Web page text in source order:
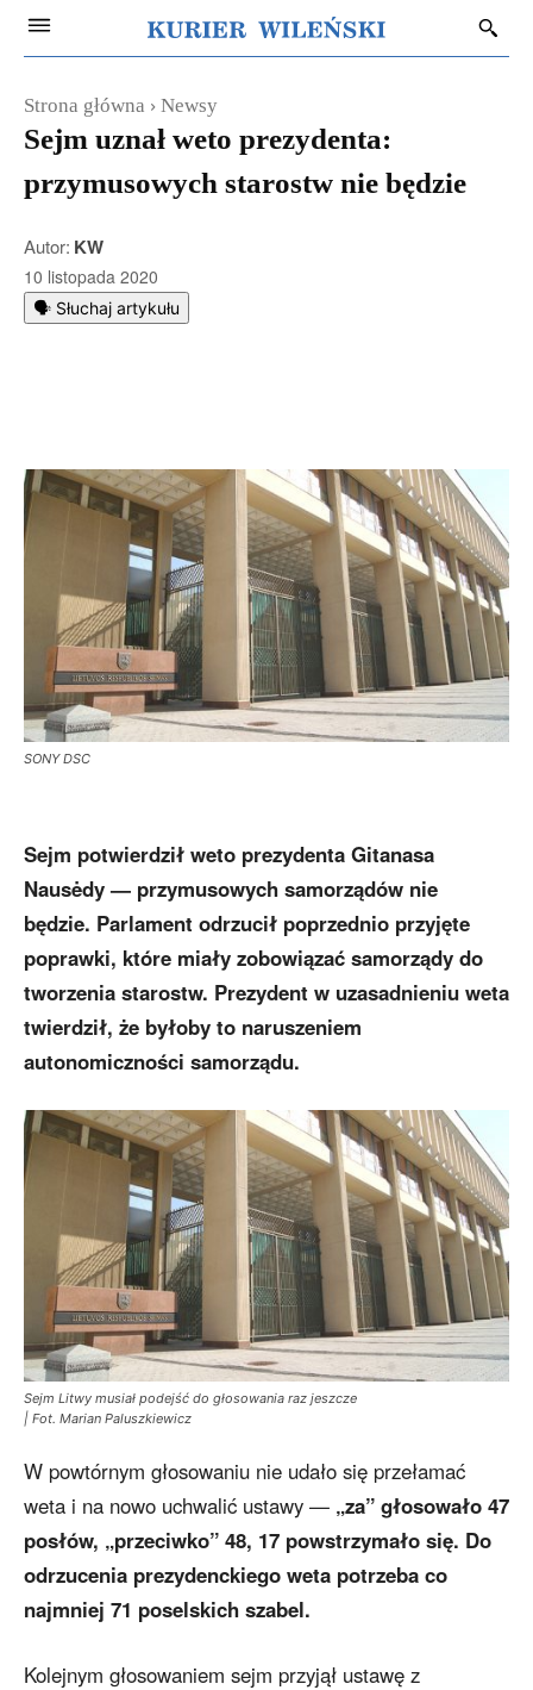
Strona główna Newsy
Sejm uznał weto prezydenta:
przymusowych starostw nie będzie
Autor: KW
10 listopada 2020
🗣️ Słuchaj artykułu
SONY DSC
Sejm potwierdził weto prezydenta Gitanasa
Nausėdy — przymusowych samorządów nie
będzie. Parlament odrzucił poprzednio przyjęte
poprawki, które miały zobowiązać samorządy do
tworzenia starostw. Prezydent w uzasadnieniu weta
twierdził, że byłoby to naruszeniem
autonomiczności samorządu.
Sejm Litwy musiał podejść do głosowania raz jeszcze
| Fot. Marian Paluszkiewicz
W powtórnym głosowaniu nie udało się przełamać
weta i na nowo uchwalić ustawy — „za” głosowało 47
posłów, „przeciwko” 48, 17 powstrzymało się. Do
odrzucenia prezydenckiego weta potrzeba co
najmniej 71 poselskich szabel.
Kolejnym głosowaniem sejm przyjął ustawę z